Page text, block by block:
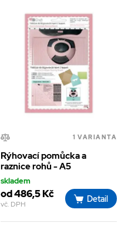
1 VARIANTA
Rýhovací pomůcka a
raznice rohů - A5
skladem
od 486,5 Kč
vč. DPH
Detail